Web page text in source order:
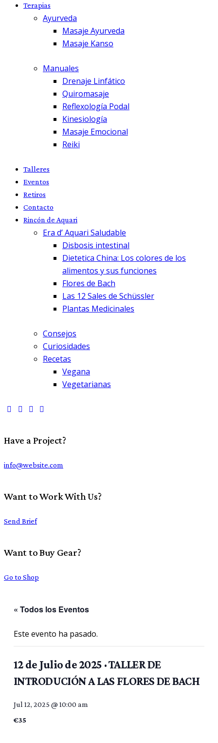
Terapias
Ayurveda
Masaje Ayurveda
Masaje Kanso
Manuales
Drenaje Linfático
Quiromasaje
Reflexología Podal
Kinesiología
Masaje Emocional
Reiki
Talleres
Eventos
Retiros
Contacto
Rincón de Aquari
Era d’ Aquari Saludable
Disbosis intestinal
Dietetica China: Los colores de los
alimentos y sus funciones
Flores de Bach
Las 12 Sales de Schüssler
Plantas Medicinales
Consejos
Curiosidades
Recetas
Vegana
Vegetarianas
Have a Project?
info@website.com
Want to Work With Us?
Send Brief
Want to Buy Gear?
Go to Shop
« Todos los Eventos
Este evento ha pasado.
12 de Julio de 2025 · TALLER DE
INTRODUCIÓN A LAS FLORES DE BACH
Jul 12, 2025 @ 10:00 am
€35